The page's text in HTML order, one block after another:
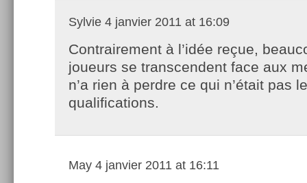
Sylvie 4 janvier 2011 at 16:09
Contrairement à l’idée reçue,
joueurs se transcendent face aux
n’a rien à perdre ce qui n’était pas
qualifications.
May 4 janvier 2011 at 16:11